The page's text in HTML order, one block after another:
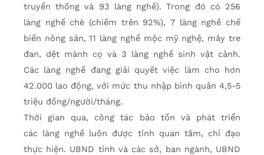
truyền thống và 93 làng nghề). Trong đó có 256
làng nghề chè (chiếm trên 92%), 7 làng nghề chế
biến nông sản, 11 làng nghề mộc mỹ nghệ, mây tre
đan, dệt mành cọ và 3 làng nghề sinh vật cảnh.
Các làng nghề đang giải quyết việc làm cho hơn
42.000 lao động, với mức thu nhập bình quân 4,5-5
triệu đồng/người/tháng.
Thời gian qua, công tác bảo tồn và phát triển
các làng nghề luôn được tỉnh quan tâm, chỉ đạo
thực hiện. UBND tỉnh và các sở, ban ngành, UBND